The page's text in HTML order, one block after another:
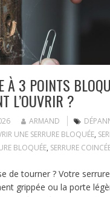
À 3 POINTS
L’OUVRIR ?
ARMAND
UNE SERRURE BLOQUÉE,
BLOQUÉE, SERRURE
de tourner ? Votre
grippée ou la porte